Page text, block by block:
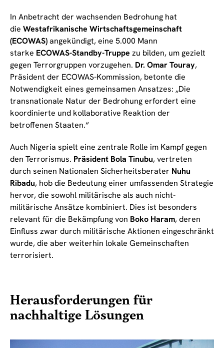
In Anbetracht der wachsenden Bedrohung hat
die Westafrikanische Wirtschaftsgemeinschaft
(ECOWAS)angekündigt, eine 5.000 Mann
starke ECOWAS-Standby-Truppe zu bilden, um gezielt
gegen Terrorgruppen vorzugehen. Dr. Omar Touray,
Präsident der ECOWAS-Kommission, betonte die
Notwendigkeit eines gemeinsamen Ansatzes: „Die
transnationale Natur der Bedrohung erfordert eine
koordinierte und kollaborative Reaktion der
betroffenen Staaten.“
Auch Nigeria spielt eine zentrale Rolle im Kampf gegen
den Terrorismus. Präsident Bola Tinubu, vertreten
durch seinen Nationalen Sicherheitsberater Nuhu
Ribadu, hob die Bedeutung einer umfassenden Strategie
hervor, die sowohl militärische als auch nicht-
militärische Ansätze kombiniert. Dies ist besonders
relevant für die Bekämpfung von Boko Haram, deren
Einfluss zwar durch militärische Aktionen eingeschränkt
wurde, die aber weiterhin lokale Gemeinschaften
terrorisiert.
Herausforderungen für
nachhaltige Lösungen